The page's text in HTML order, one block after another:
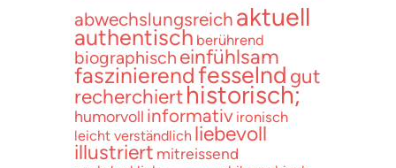
abwechslungsreich aktuell
authentisch berührend
biographisch einfühlsam
faszinierendfesselnd gut
recherchierthistorisch;
humorvoll informativ ironisch
leicht verständlich liebevoll
illustriert mitreissend